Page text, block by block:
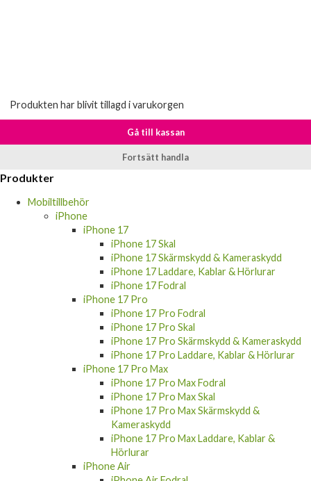
Produkten har blivit tillagd i varukorgen
Gå till kassan
Fortsätt handla
Produkter
Mobiltillbehör
iPhone
iPhone 17
iPhone 17 Skal
iPhone 17 Skärmskydd & Kameraskydd
iPhone 17 Laddare, Kablar & Hörlurar
iPhone 17 Fodral
iPhone 17 Pro
iPhone 17 Pro Fodral
iPhone 17 Pro Skal
iPhone 17 Pro Skärmskydd & Kameraskydd
iPhone 17 Pro Laddare, Kablar & Hörlurar
iPhone 17 Pro Max
iPhone 17 Pro Max Fodral
iPhone 17 Pro Max Skal
iPhone 17 Pro Max Skärmskydd &
Kameraskydd
iPhone 17 Pro Max Laddare, Kablar &
Hörlurar
iPhone Air